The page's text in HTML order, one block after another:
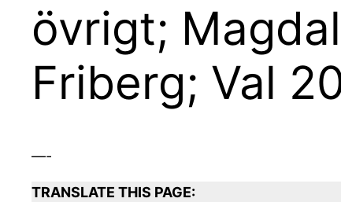
övrigt;
Friberg; Val
—-
TRANSLATE THIS PAGE: